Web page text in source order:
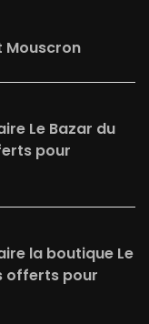
Mouscron
Le Bazar du
pour
la boutique Le
offerts pour